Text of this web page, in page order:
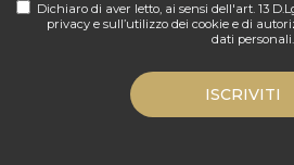
Dichiaro di aver letto, ai sensi dell'art. 13
privacy e sull’utilizzo dei cookie e di
dati personali.
ISCRIVITI